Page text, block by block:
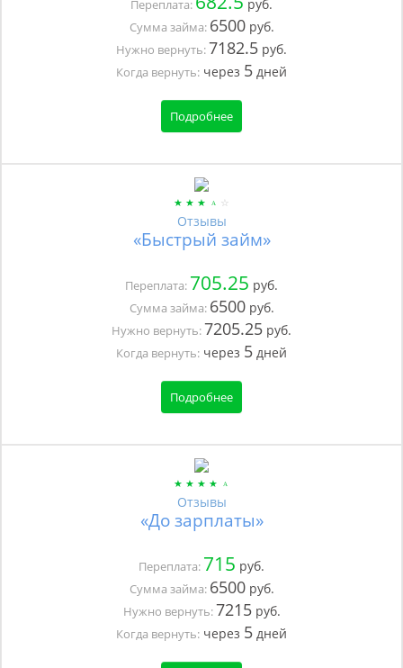
Переплата: руб.
Сумма займа: 6500руб.
Нужно вернуть:7182.5 руб.
Когда вернуть: через 5 дней
Подробнее
Отзывы
«Быстрый займ»
Переплата: 705.25 руб.
Сумма займа: 6500руб.
Нужно вернуть:7205.25 руб.
Когда вернуть: через 5 дней
Подробнее
Отзывы
«До зарплаты»
Переплата: 715 руб.
Сумма займа: 6500руб.
Нужно вернуть:7215руб.
Когда вернуть: через 5 дней